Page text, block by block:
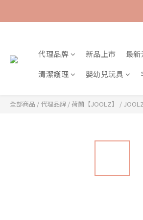
代理品牌 新品上市 最
清潔護理
嬰幼兒玩具
全部商品 / 代理品牌 /荷蘭【JOOLZ】 /